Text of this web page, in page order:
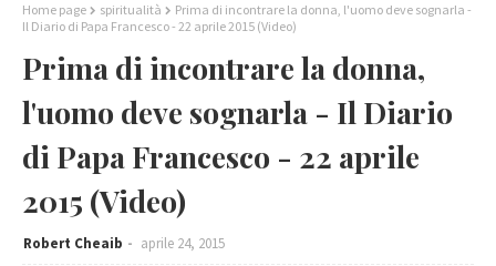
Home page spiritualità
Prima di incontrare la donna, l'uomo deve sognarla -
Il Diario di Papa Francesco - 22 aprile 2015 (Video)
Prima di incontrare la donna,
l'uomo deve sognarla - Il Diario
di Papa Francesco - 22 aprile
2015 (Video)
Robert Cheaib aprile 24, 2015